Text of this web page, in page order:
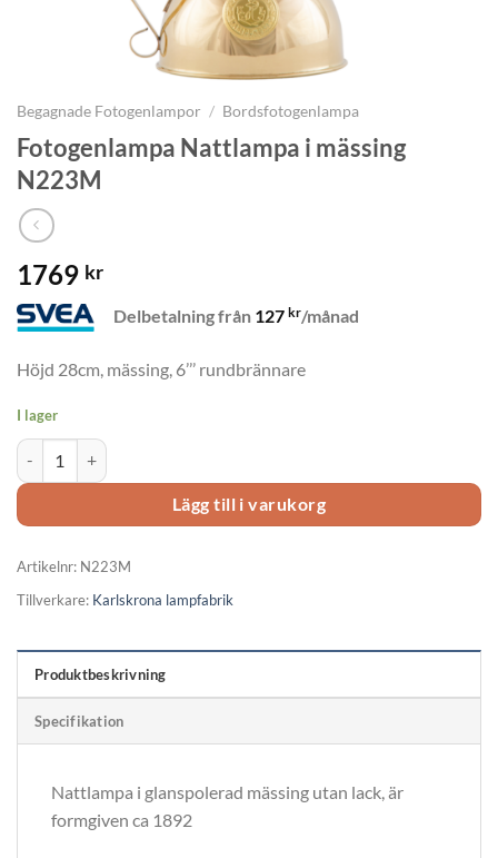
Begagnade Fotogenlampor / Bordsfotogenlampa
Fotogenlampa Nattlampa i mässing
N223M
1769 kr
Delbetalning från 127 kr/månad
Höjd 28cm, mässing, 6’’’ rundbrännare
I lager
Fotogenlampa Nattlampa i mässing N223M mängd
Lägg till i varukorg
Artikelnr: N223M
Tillverkare: Karlskrona lampfabrik
Produktbeskrivning
Specifikation
Nattlampa i glanspolerad mässing utan lack, är
formgiven ca 1892